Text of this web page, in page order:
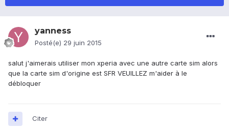
yanness
Posté(e) 29 juin 2015
salut j'aimerais utiliser mon xperia avec une autre carte sim alors
que la carte sim d'origine est SFR VEUILLEZ m'aider à le
débloquer
Citer